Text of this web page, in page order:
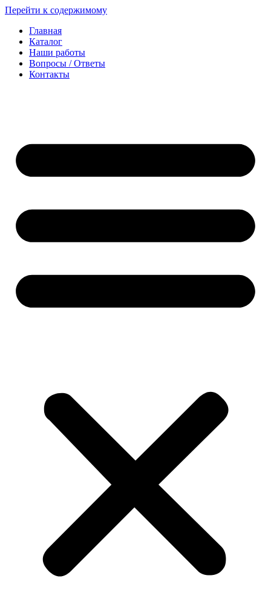
Перейти к содержимому
Главная
Каталог
Наши работы
Вопросы / Ответы
Контакты